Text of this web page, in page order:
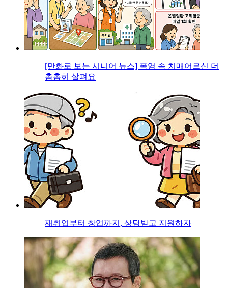
[만화로 보는 시니어 뉴스] 폭염 속 치매어르신 더
촘촘히 살펴요
재취업부터 창업까지, 상담받고 지원하자